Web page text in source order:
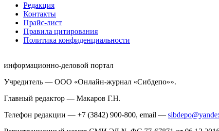
Редакция
Контакты
Прайс-лист
Правила цитирования
Политика конфиденциальности
информационно-деловой портал
Учредитель — ООО «Онлайн-журнал «Сибдепо»».
Главный редактор — Макаров Г.Н.
Телефон редакции — +7 (3842) 900-800, email —